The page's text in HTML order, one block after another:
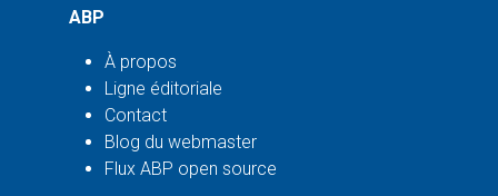
ABP
À propos
Ligne éditoriale
Contact
Blog du webmaster
Flux ABP open source